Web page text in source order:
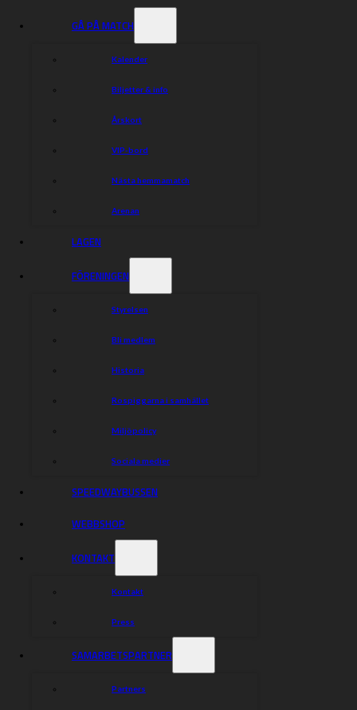
GÅ PÅ MATCH
Kalender
Biljetter & info
Årskort
VIP-bord
Nästa hemmamatch
Arenan
LAGEN
FÖRENINGEN
Styrelsen
Bli medlem
Historia
Rospiggarna i samhället
Miljöpolicy
Sociala medier
SPEEDWAYBUSSEN
WEBBSHOP
KONTAKT
Kontakt
Press
SAMARBETSPARTNER
Partners